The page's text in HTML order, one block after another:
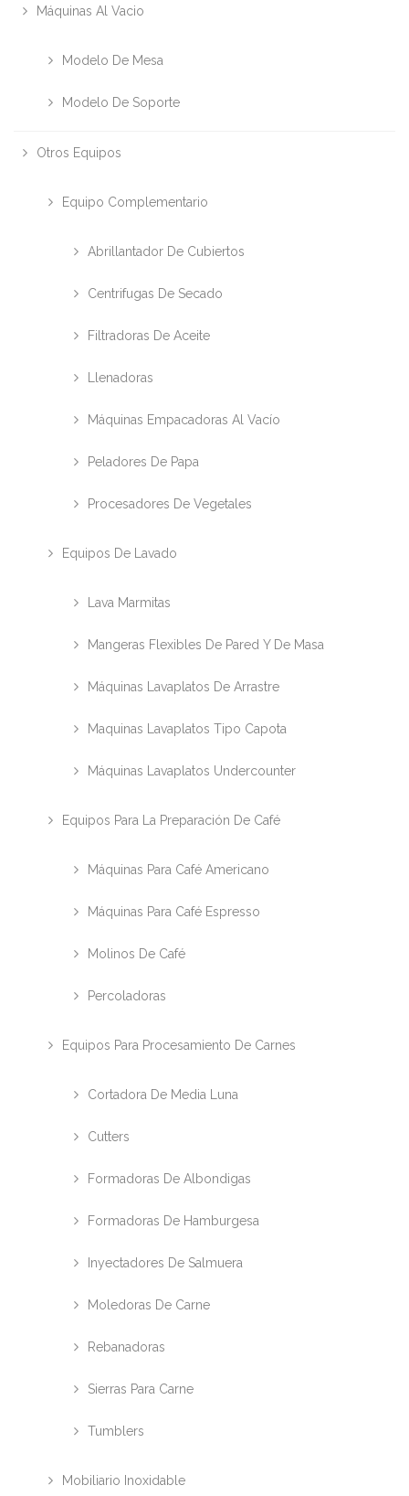
Máquinas Al Vacio
Modelo De Mesa
Modelo De Soporte
Otros Equipos
Equipo Complementario
Abrillantador De Cubiertos
Centrifugas De Secado
Filtradoras De Aceite
Llenadoras
Máquinas Empacadoras Al Vacío
Peladores De Papa
Procesadores De Vegetales
Equipos De Lavado
Lava Marmitas
Mangeras Flexibles De Pared Y De Masa
Máquinas Lavaplatos De Arrastre
Maquinas Lavaplatos Tipo Capota
Máquinas Lavaplatos Undercounter
Equipos Para La Preparación De Café
Máquinas Para Café Americano
Máquinas Para Café Espresso
Molinos De Café
Percoladoras
Equipos Para Procesamiento De Carnes
Cortadora De Media Luna
Cutters
Formadoras De Albondigas
Formadoras De Hamburgesa
Inyectadores De Salmuera
Moledoras De Carne
Rebanadoras
Sierras Para Carne
Tumblers
Mobiliario Inoxidable